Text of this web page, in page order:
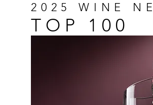
2025 WINE
TOP 100